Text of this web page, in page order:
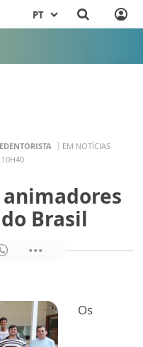
PT
EM NOTÍCIAS
10H40
Brasil
Os